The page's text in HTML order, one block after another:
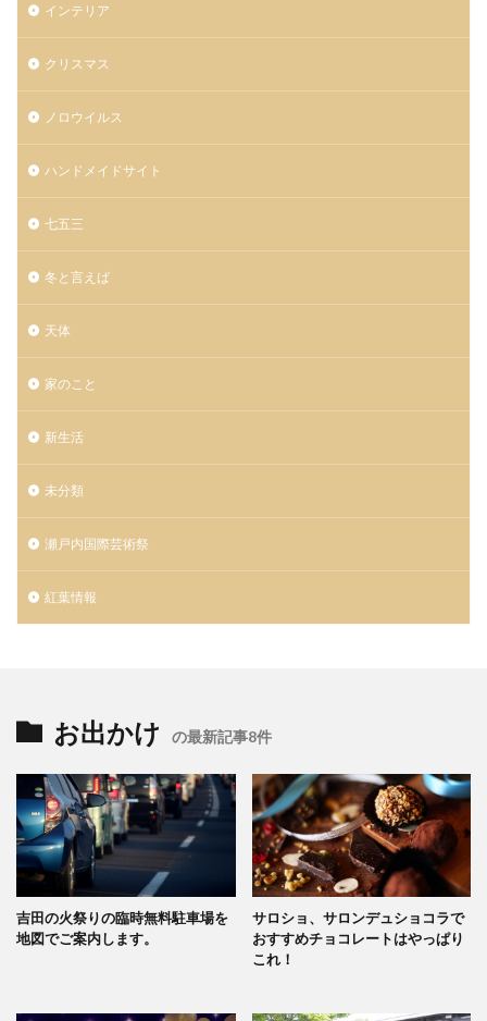
インテリア
クリスマス
ノロウイルス
ハンドメイドサイト
七五三
冬と言えば
天体
家のこと
新生活
未分類
瀬戸内国際芸術祭
紅葉情報
お出かけ の最新記事8件
吉田の火祭りの臨時無料駐車場を
地図でご案内します。
サロショ、サロンデュショコラで
おすすめチョコレートはやっぱり
これ！